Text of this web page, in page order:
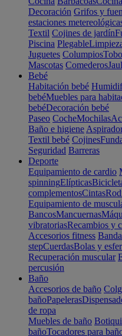
Decoración Grifos y
estaciones
Textil Cojines de jardín
Piscina Plegable
Juguetes Columpios
Mascotas Comederos
Bebé
Habitación bebé
bebéMuebles para
bebéDecoración bebé
Paseo CocheMochilas
Baño e higiene
Textil bebé Cojines
Seguridad Barreras
Deporte
Equipamiento de cardio
spinningElípticas
complementosCintas
Equipamiento de
BancosMancuernas
vibratoriasRecambios y
Accesorios fitness
stepCuerdasBolas y
Recuperación muscular
percusión
Baño
Accesorios de baño
bañoPapeleras
de ropa
Muebles de baño
bañoTocadores para